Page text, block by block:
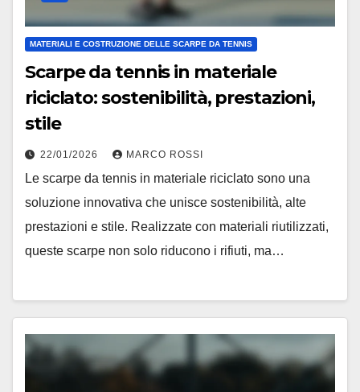
MATERIALI E COSTRUZIONE DELLE SCARPE DA TENNIS
Scarpe da tennis in materiale
riciclato: sostenibilità, prestazioni,
stile
22/01/2026 MARCO ROSSI
Le scarpe da tennis in materiale riciclato sono una
soluzione innovativa che unisce sostenibilità, alte
prestazioni e stile. Realizzate con materiali riutilizzati,
queste scarpe non solo riducono i rifiuti, ma…